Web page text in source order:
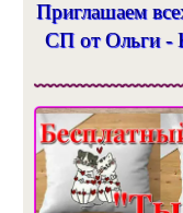
Приглашаем
СП от Ольги -